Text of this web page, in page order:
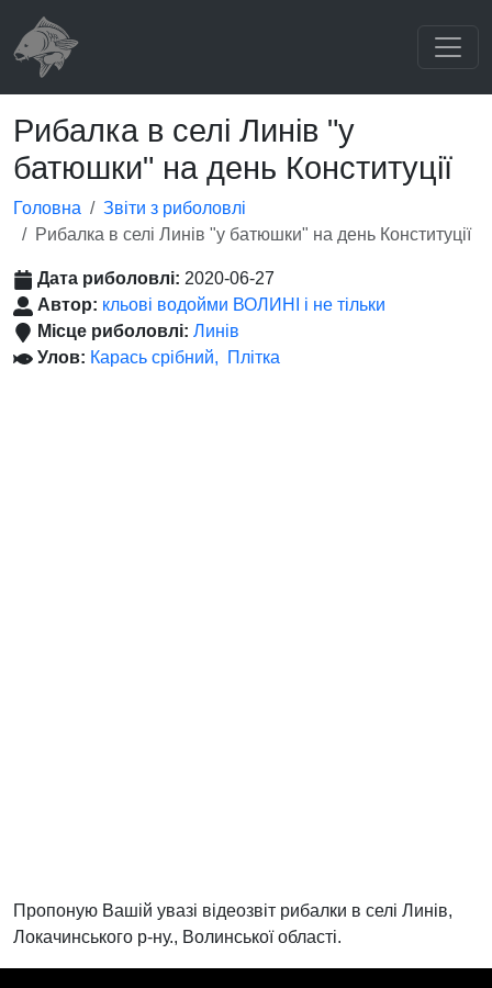
Рибалка в селі Линів "у
батюшки" на день Конституції
Головна
Звіти з риболовлі
Рибалка в селі Линів "у батюшки" на день Конституції
Дата риболовлі: 2020-06-27
Автор: кльові водойми ВОЛИНІ і не тільки
Місце риболовлі: Линів
Улов: Карась срібний Плітка
Пропоную Вашій увазі відеозвіт рибалки в селі Линів,
Локачинського р-ну., Волинської області.